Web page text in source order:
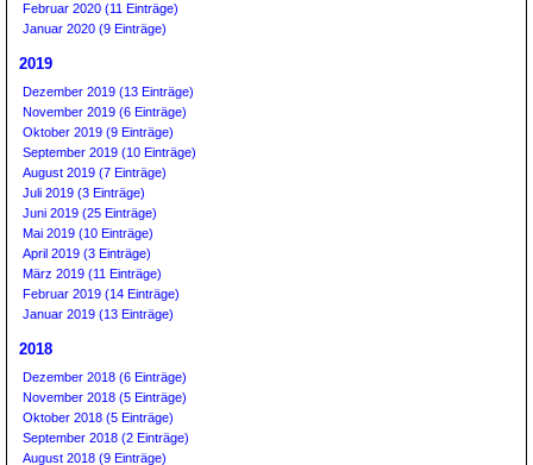
Februar 2020 (11 Einträge)
Januar 2020 (9 Einträge)
2019
Dezember 2019 (13 Einträge)
November 2019 (6 Einträge)
Oktober 2019 (9 Einträge)
September 2019 (10 Einträge)
August 2019 (7 Einträge)
Juli 2019 (3 Einträge)
Juni 2019 (25 Einträge)
Mai 2019 (10 Einträge)
April 2019 (3 Einträge)
März 2019 (11 Einträge)
Februar 2019 (14 Einträge)
Januar 2019 (13 Einträge)
2018
Dezember 2018 (6 Einträge)
November 2018 (5 Einträge)
Oktober 2018 (5 Einträge)
September 2018 (2 Einträge)
August 2018 (9 Einträge)